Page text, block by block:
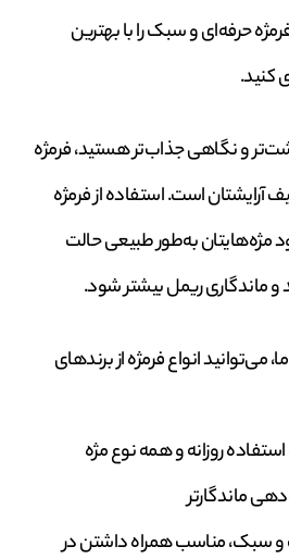
حرفه‌ای و سبک را با بهترین
کنید.
و نگاهی جذاب‌تر هستید، فرمژه
آرایشتان است. استفاده از فرمژه
مژه‌هایتان به‌طور طبیعی حالت
و ماندگاری ریمل بیشتر شود.
می‌توانید انواع فرمژه از برندهای
روزانه و همه نوع مژه
ماندگارتر
سبک، مناسب همراه داشتن در